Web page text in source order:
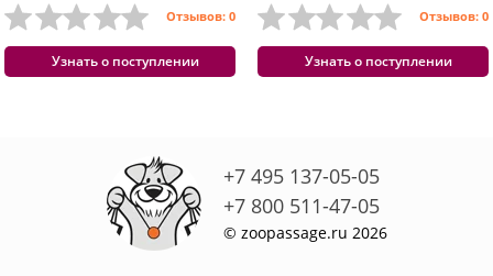
Отзывов: 0
Узнать о поступлении
Отзывов: 0
Узнать о поступлении
+7 495 137-05-05
+7 800 511-47-05
© zoopassage.ru 2026